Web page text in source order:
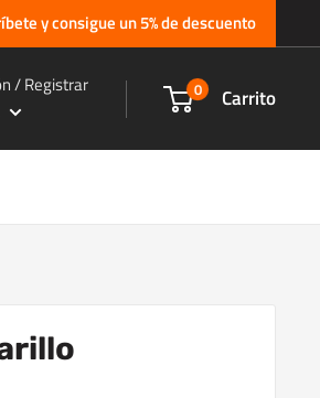
y consigue un 5% de descuento
/ Registrar 0 Carrito